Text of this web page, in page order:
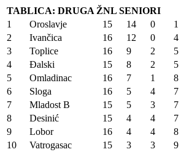
TABLICA: DRUGA ŽNL SENIORI
1
Oroslavje 15 14 0 1
2
Ivančica 16 12 0 4
3
Toplice 16 9 2 5
4
Đalski 15 8 2 5
5
Omladinac 16 7 1 8
6
Sloga 16 5 4 7
7
Mladost B 15 5 3 7
8
Desinić 15 4 4 7
9
Lobor 16 4 4 8
10
Vatrogasac 15 3 3 9